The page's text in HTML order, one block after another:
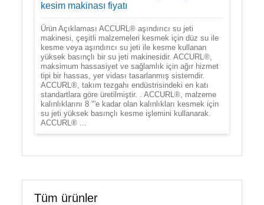
kesim makinası fiyatı
Ürün Açıklaması ACCURL® aşındırıcı su jeti
makinesi, çeşitli malzemeleri kesmek için düz su ile
kesme veya aşındırıcı su jeti ile kesme kullanan
yüksek basınçlı bir su jeti makinesidir. ACCURL®,
maksimum hassasiyet ve sağlamlık için ağır hizmet
tipi bir hassas, yer vidası tasarlanmış sistemdir.
ACCURL®, takım tezgahı endüstrisindeki en katı
standartlara göre üretilmiştir. . ACCURL®, malzeme
kalınlıklarını 8 "'e kadar olan kalınlıkları kesmek için
su jeti yüksek basınçlı kesme işlemini kullanarak.
ACCURL® ...
Tüm ürünler